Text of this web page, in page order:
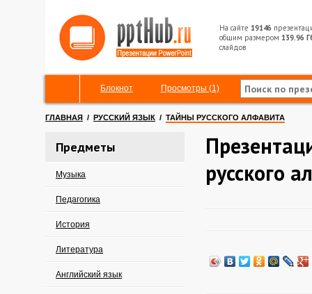
На сайте 19146
общим размером 139.96
слайдов
Блокнот Просмотры (1)
ГЛАВНАЯ / РУССКИЙ ЯЗЫК / ТАЙНЫ РУССКОГО АЛФАВИТА
Предметы
Музыка
Педагогика
История
Литература
Английский язык
русского